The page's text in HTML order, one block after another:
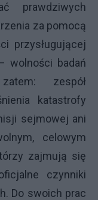
prawdziwych
za pomocą
przysługującej
wolności badań
zespół
katastrofy
sejmowej ani
celowym
zajmują się
czynniki
Do swoich prac